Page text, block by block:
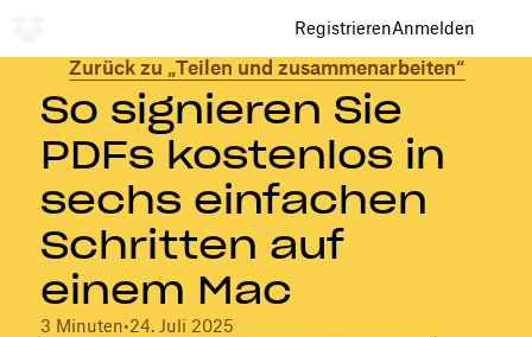
RegistrierenAnmelden
Zurück zu „Teilen und zusammenarbeiten“
So signieren Sie
PDFs kostenlos in
sechs einfachen
Schritten auf
einem Mac
3 Minuten•24. Juli 2025